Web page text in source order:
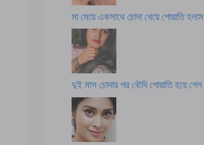
মা মেয়ে একসাথে চোদা খেয়ে পোয়াতি হলাম
দুই মাস চোদার পর বৌদি পোয়াতি হয়ে গেল